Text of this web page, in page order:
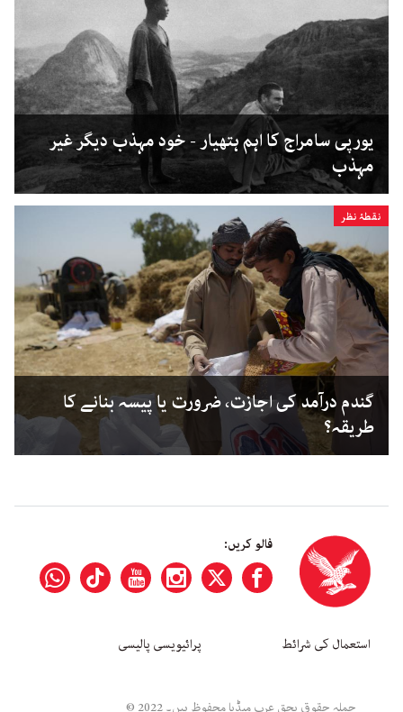
یورپی سامراج کا اہم ہتھیار - خود مہذب دیگر غیر
مہذب
نقطۂ نظر
گندم درآمد کی اجازت، ضرورت یا پیسہ بنانے کا
طریقہ؟
فالو کریں:
استعمال کی شرائط پرائیویسی پالیسی
جملہ حقوق بحق عرب میڈیا محفوظ ہیں۔ 2022 ©